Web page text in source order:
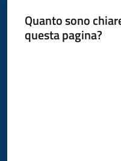
Quanto sono
questa pagina?